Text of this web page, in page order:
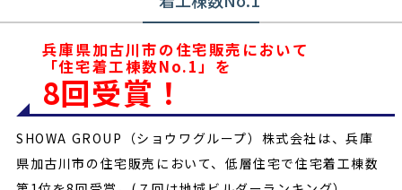
兵庫県加古川市の住宅販売において
「住宅着工棟数No.1」を
8回受賞！
SHOWA GROUP（ショウワグループ）株式会社は、兵庫
県加古川市の住宅販売において、低層住宅で住宅着工棟数
お問い合わせ
来場予約
0120-47-0050
営業時間/9時〜18時（水曜日定休日）